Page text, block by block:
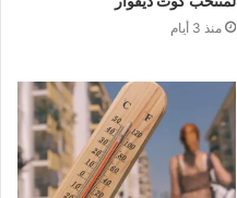
منذ 3 أيام